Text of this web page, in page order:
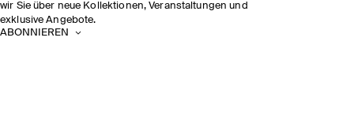
wir Sie über neue Kollektionen, Veranstaltungen und
exklusive Angebote.
ABONNIEREN